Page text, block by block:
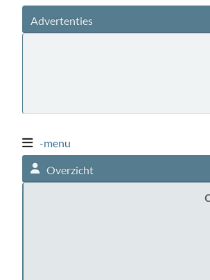
Advertenties
-menu
Overzicht